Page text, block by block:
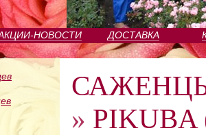
НОВОСТИ ДОСТАВКА
» PIKUBA